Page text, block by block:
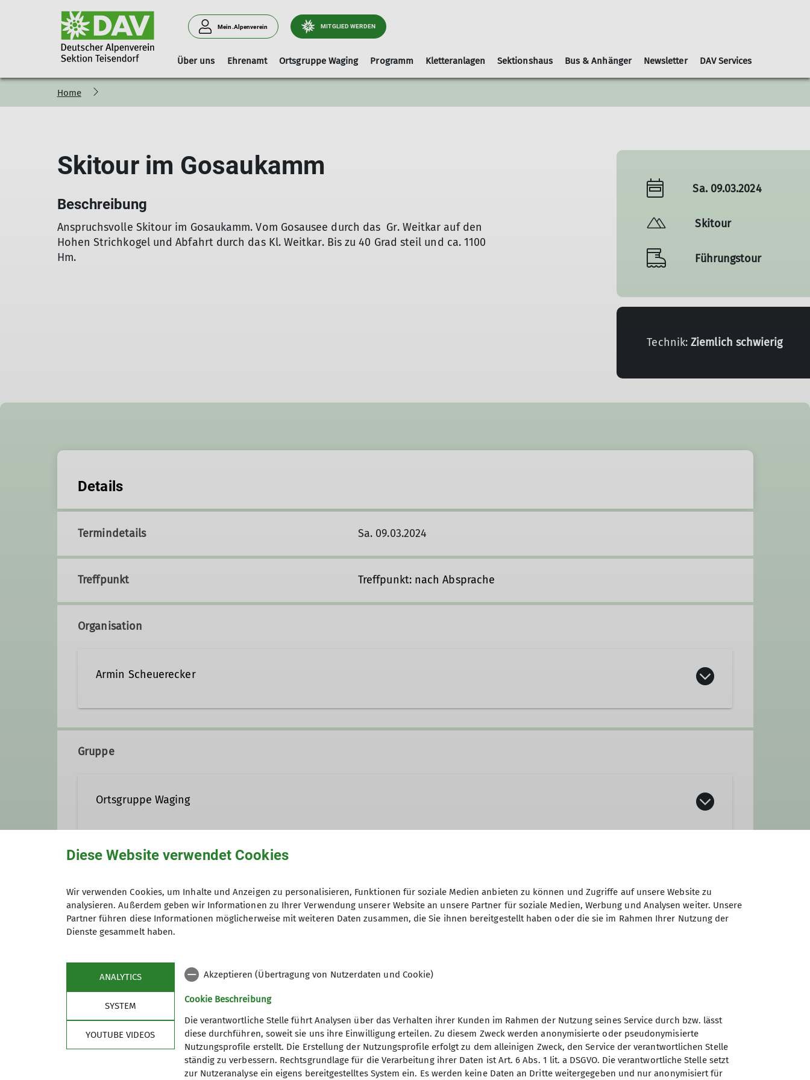
Mein.Alpenverein MITGLIED WERDEN
Über uns
Vorstand Geschäftsstelle Mitgliedschaft Arbeitsgebiet Wege Tourenleiter Artikel und Berichte Leihausrüstung Gruppen Nachrichtenblätter
Ehrenamt Ortsgruppe Waging
Vorstandschaft Leihausrüstung Geschäftsordnung
Programm
Hinweise Ausrüstungslisten Schwierigkeitsbewertungen
Kletteranlagen
Boulderhalle Teisendorf Kletterhalle-Waging Kooperationspartner
Sektionshaus Bus & Anhänger Newsletter DAV Services
Home
Skitour im Gosaukamm
Beschreibung
Anspruchsvolle Skitour im Gosaukamm. Vom Gosausee durch das Gr. Weitkar auf den
Hohen Strichkogel und Abfahrt durch das Kl. Weitkar. Bis zu 40 Grad steil und ca. 1100
Hm.
Sa. 09.03.2024
Skitour
Führungstour
Technik:Ziemlich schwierig
Details
Termindetails Sa. 09.03.2024
Treffpunkt Treffpunkt: nach Absprache
Organisation
Armin Scheuerecker
Trainer*in C Skibergsteigen
Gruppe
Ortsgruppe Waging
Maximale Teilnehmeranzahl 6
wichtige Infos Partner
Sektion Teisendorf des
Deutschen Alpenvereins e.V.
Diese Website verwendet Cookies
Wir verwenden Cookies, um Inhalte und Anzeigen zu personalisieren, Funktionen für soziale Medien anbieten zu können und Zugriffe auf unsere Website zu
analysieren. Außerdem geben wir Informationen zu Ihrer Verwendung unserer Website an unsere Partner für soziale Medien, Werbung und Analysen weiter. Unsere
Partner führen diese Informationen möglicherweise mit weiteren Daten zusammen, die Sie ihnen bereitgestellt haben oder die sie im Rahmen Ihrer Nutzung der
Dienste gesammelt haben.
ANALYTICS
SYSTEM
YOUTUBE VIDEOS
Akzeptieren (Übertragung von Nutzerdaten und Cookie)
Cookie Beschreibung
Die verantwortliche Stelle führt Analysen über das Verhalten ihrer Kunden im Rahmen der Nutzung seines Service durch bzw. lässt
diese durchführen, soweit sie uns ihre Einwilligung erteilen. Zu diesem Zweck werden anonymisierte oder pseudonymisierte
Nutzungsprofile erstellt. Die Erstellung der Nutzungsprofile erfolgt zu dem alleinigen Zweck, den Service der verantwortlichen Stelle
ständig zu verbessern. Rechtsgrundlage für die Verarbeitung ihrer Daten ist Art. 6 Abs. 1 lit. a DSGVO. Die verantwortliche Stelle setzt
zur Nutzeranalyse ein eigens bereitgestelltes System ein. Es werden keine Daten an Dritte weitergegeben und nur anonymisiert für